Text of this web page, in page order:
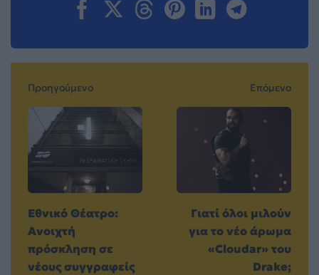
Προηγούμενο
Εθνικό Θέατρο:
Ανοιχτή
πρόσκληση σε
νέους συγγραφείς
Επόμενο
Γιατί όλοι μιλούν
για το νέο άρωμα
«Cloudar» του
Drake;